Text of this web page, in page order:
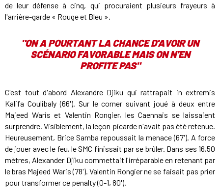
de leur défense à cinq, qui procuraient plusieurs frayeurs à
l'arrière-garde « Rouge et Bleu ».
"ON A POURTANT LA CHANCE D'AVOIR UN
SCÉNARIO FAVORABLE MAIS ON N'EN
PROFITE PAS"
C'est tout d'abord Alexandre Djiku qui rattrapait in extremis
Kalifa Coulibaly (66'). Sur le corner suivant joué à deux entre
Majeed Waris et Valentin Rongier, les Caennais se laissaient
surprendre. Visiblement, la leçon picarde n'avait pas été retenue.
Heureusement, Brice Samba repoussait la menace (67'). A force
de jouer avec le feu, le SMC finissait par se brûler. Dans ses 16,50
mètres, Alexander Djiku commettait l'irréparable en retenant par
le bras Majeed Waris (78'). Valentin Rongier ne se faisait pas prier
pour transformer ce penalty (0-1, 80').